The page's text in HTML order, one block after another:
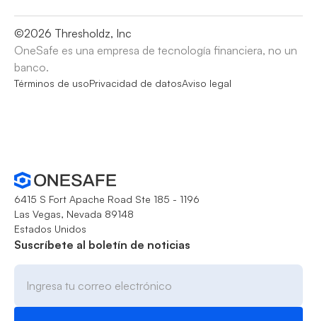
©2026 Thresholdz, Inc
OneSafe es una empresa de tecnología financiera, no un
banco.
Términos de usoPrivacidad de datosAviso legal
6415 S Fort Apache Road Ste 185 - 1196
Las Vegas, Nevada 89148
Estados Unidos
Suscríbete al boletín de noticias